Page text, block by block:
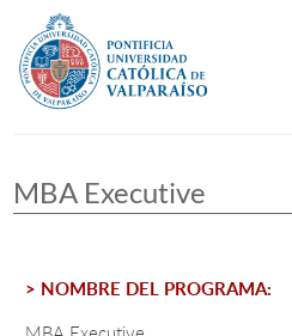
Investigación, Creación e
Vinculación con el Medio
MBA Executive
> NOMBRE DEL PROGRAMA: